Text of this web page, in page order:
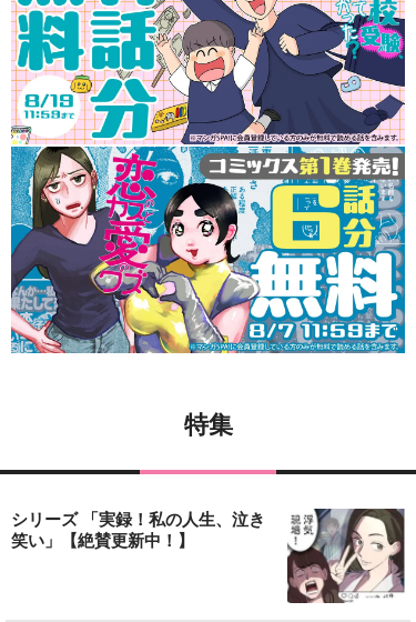
特集
シリーズ 「実録！私の人生、泣き
笑い」【絶賛更新中！】